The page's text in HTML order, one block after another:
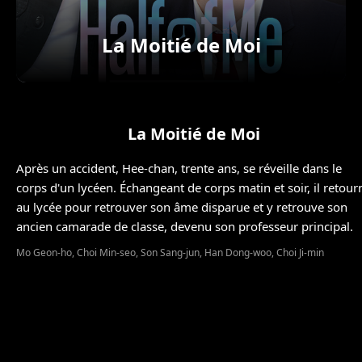
La Moitié de Moi
La Moitié de Moi
Après un accident, Hee-chan, trente ans, se réveille dans le
corps d'un lycéen. Échangeant de corps matin et soir, il
au lycée pour retrouver son âme disparue et y retrouve son
ancien camarade de classe, devenu son professeur principal.
Mo Geon-ho, Choi Min-seo, Son Sang-jun, Han Dong-woo, Choi Ji-min